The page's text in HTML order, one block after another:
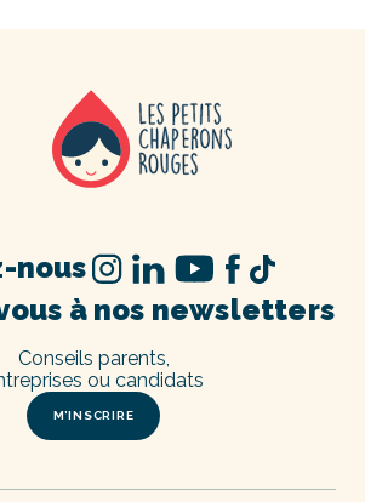
à nos newsletters
M’INSCRIRE
Conseils parents,
ou candidats
nous